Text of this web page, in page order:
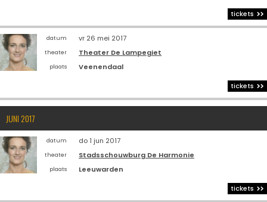
tickets
datum vr 26 mei 2017
theater Theater De Lampegiet
plaats
Veenendaal
tickets
JUNI 2017
datum do 1 jun 2017
theater Stadsschouwburg De Harmonie
plaats
Leeuwarden
tickets